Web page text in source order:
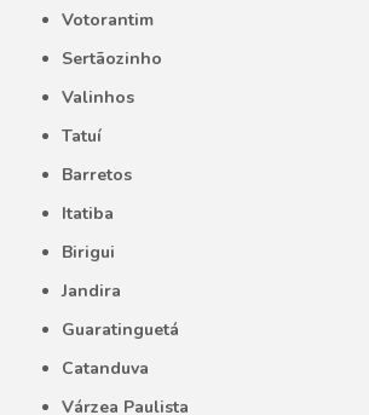
Votorantim
Sertãozinho
Valinhos
Tatuí
Barretos
Itatiba
Birigui
Jandira
Guaratinguetá
Catanduva
Várzea Paulista